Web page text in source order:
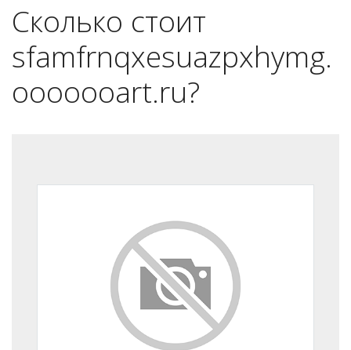
Сколько стоит
sfamfrnqxesuazpxhymg.
ooooooart.ru?